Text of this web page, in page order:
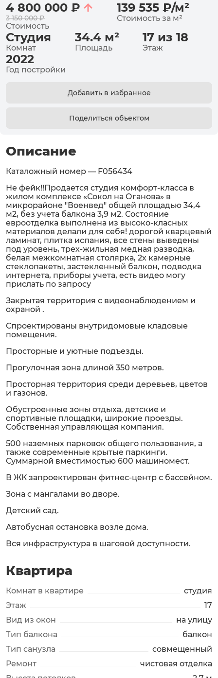
4 800 000 ₽
3 150 000 ₽
Стоимость
139 535 ₽/м²
Стоимость за м²
Студия
Комнат
34.4 м²
Площадь
17 из 18
Этаж
2022
Год постройки
Добавить в избранное
Поделиться объектом
Описание
Каталожный номер — F056434
Не фейк!!Продается студия комфорт-класса в
жилом комплексе «Сокол на Оганова» в
микрорайоне "Военвед" общей площадью 34,4
м2, без учета балкона 3,9 м2. Состояние
евроотделка выполнена из высоко-класных
материалов делали для себя! дорогой кварцевый
ламинат, плитка испания, все стены выведены
под уровень, трех-жильная медная разводка,
белая межкомнатная столярка, 2х камерные
стеклопакеты, застекленный балкон, подводка
интернета, приборы учета, есть видео могу
прислать по запросу
Закрытая территория с видеонаблюдением и
охраной .
Спроектированы внутридомовые кладовые
помещения.
Просторные и уютные подъезды.
Прогулочная зона длиной 350 метров.
Просторная территория среди деревьев, цветов
и газонов.
Обустроенные зоны отдыха, детские и
спортивные площадки, широкие проезды.
Собственная управляющая компания.
500 наземных парковок общего пользования, а
также современные крытые паркинги.
Суммарной вместимостью 600 машиномест.
В ЖК запроектирован фитнес-центр с бассейном.
Зона с мангалами во дворе.
Детский сад.
Автобусная остановка возле дома.
Вся инфраструктура в шаговой доступности.
Квартира
Комнат в квартире
студия
Этаж
17
Вид из окон
на улицу
Тип балкона
балкон
Тип санузла
совмещенный
Ремонт
чистовая отделка